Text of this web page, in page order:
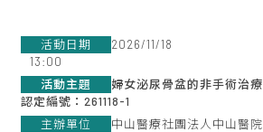
2026/11/18
13:00
婦女泌尿骨盆的非手術治療
認定編號：261118-1
中山醫療社團法人中山醫院